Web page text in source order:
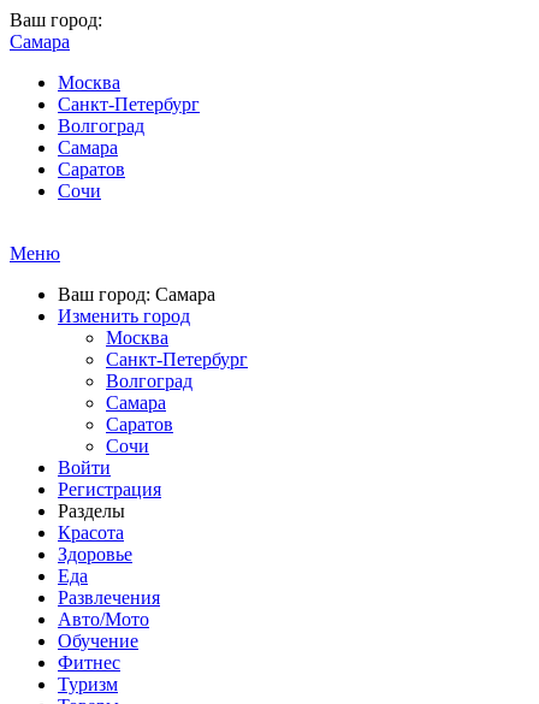
Ваш город:
Самара
Москва
Санкт-Петербург
Волгоград
Самара
Саратов
Сочи
Меню
Ваш город: Самара
Изменить город
Москва
Санкт-Петербург
Волгоград
Самара
Саратов
Сочи
Войти
Регистрация
Разделы
Красота
Здоровье
Еда
Развлечения
Авто/Мото
Обучение
Фитнес
Туризм